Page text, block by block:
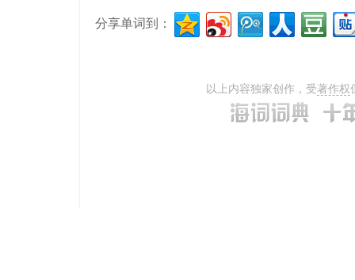
分享单词到：
以上内容独家创作，受著作权